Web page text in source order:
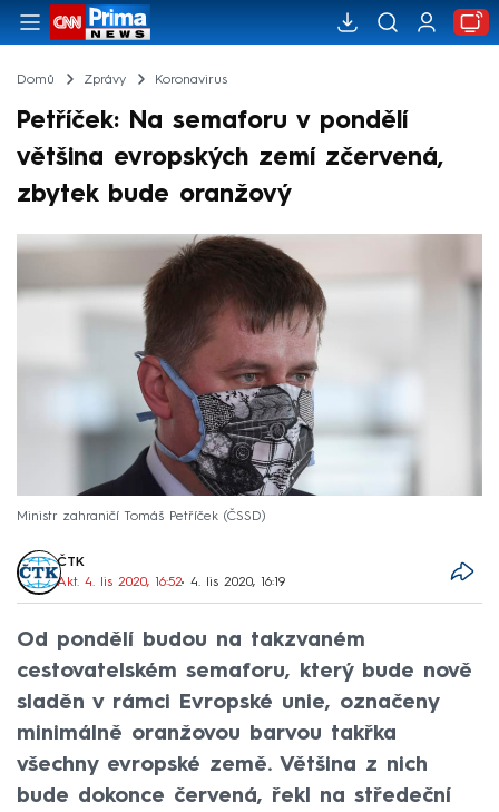
Domů Zprávy Koronavirus
Petříček: Na semaforu v pondělí
většina evropských zemí zčervená,
zbytek bude oranžový
Ministr zahraničí Tomáš Petříček (ČSSD)
ČTK
Akt. 4. lis 2020, 16:52• 4. lis 2020, 16:19
Od pondělí budou na takzvaném
cestovatelském semaforu, který bude nově
sladěn v rámci Evropské unie, označeny
minimálně oranžovou barvou takřka
všechny evropské země. Většina z nich
bude dokonce červená, řekl na středeční